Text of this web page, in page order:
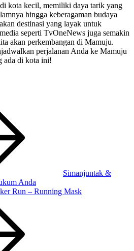
kota kecil, memiliki daya tarik yang
hingga keberagaman budaya
destinasi yang layak untuk
seperti TvOneNews juga semakin
akan perkembangan di Mamuju.
perjalanan Anda ke Mamuju
ada di kota ini!
Simanjuntak &
Anda
Run – Running Mask